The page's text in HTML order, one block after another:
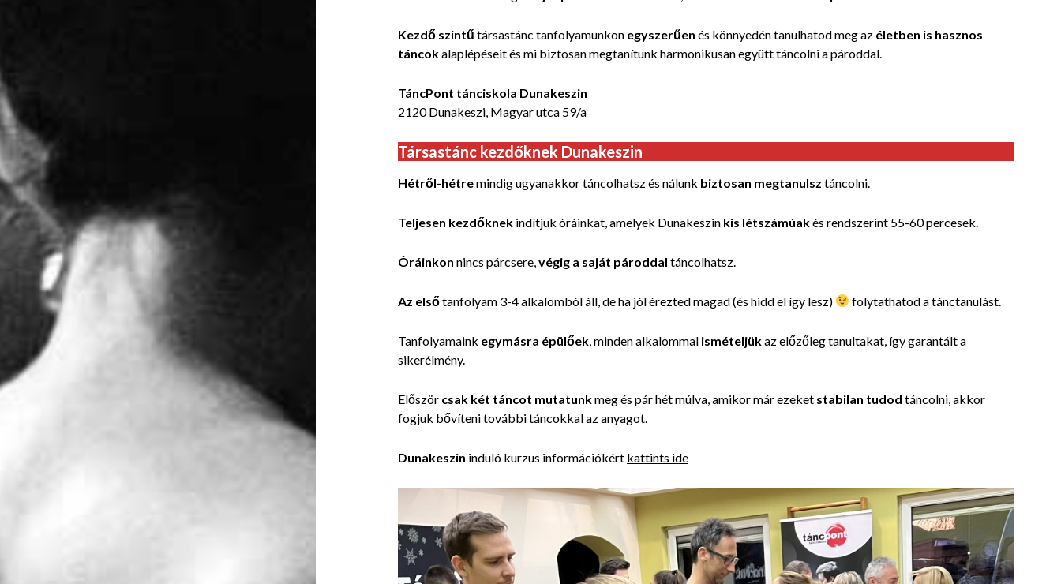
Kezdő szintű társastánc tanfolyamunkon egyszerűen és könnyedén tanulhatod meg az életben is hasznos
táncokalaplépéseit és mi biztosan megtanítunk harmonikusan együtt táncolni a pároddal.
TáncPont tánciskola Dunakeszin
2120 Dunakeszi, Magyar utca 59/a
Társastánc kezdőknek Dunakeszin
Hétről-hétremindigugyanakkortáncolhatsz és nálunk biztosan megtanulsz táncolni.
Teljesen kezdőknek indítjuk óráinkat, amelyek Dunakeszin kis létszámúakés rendszerint 55-60 percesek.
Óráinkon nincs párcsere,végig a saját pároddal táncolhatsz.
Az elsőtanfolyam 3-4 alkalomból áll, de ha jól érezted magad (és hidd el így lesz) folytathatod a tánctanulást.
Tanfolyamaink egymásra épülőek, mindenalkalommal ismételjükaz előzőleg tanultakat, ígygarantált a
sikerélmény.
Először csak két táncot mutatunkmeg és pár hét múlva, amikor már ezeket stabilan tudod táncolni, akkor
fogjuk bővíteni további táncokkal az anyagot.
Dunakeszin induló kurzus információkért kattints ide